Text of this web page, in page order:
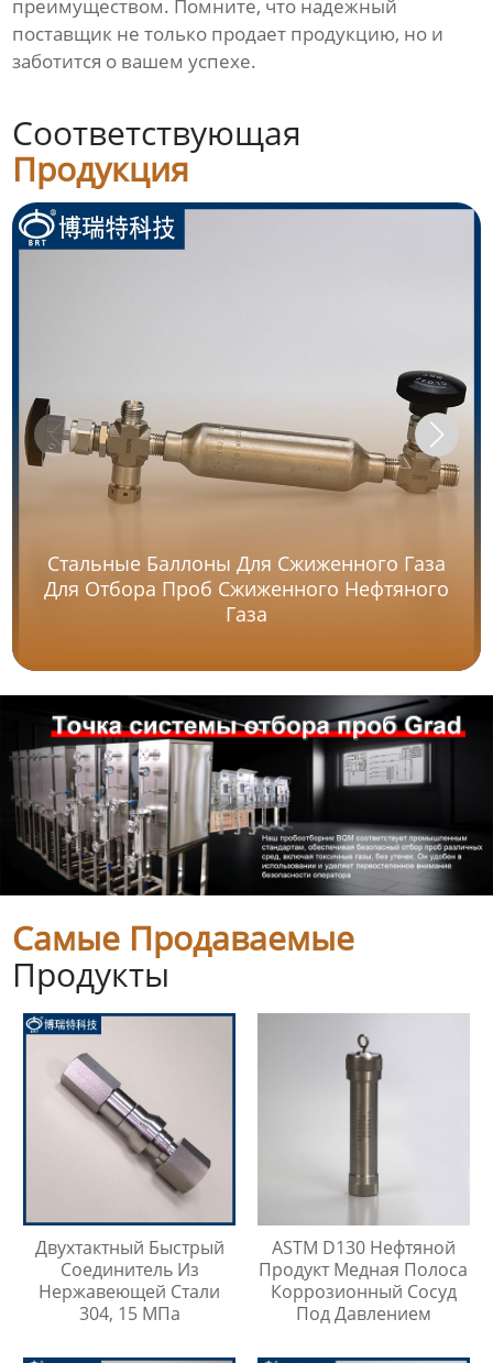
преимуществом. Помните, что надежный
поставщик не только продает продукцию, но и
заботится о вашем успехе.
Соответствующая
Продукция
Стальные Баллоны Для Сжиженного Газа
Для Отбора Проб Сжиженного Нефтяного
Газа
Самые Продаваемые
Продукты
Двухтактный Быстрый
Соединитель Из
Нержавеющей Стали
304, 15 МПа
ASTM D130 Нефтяной
Продукт Медная Полоса
Коррозионный Сосуд
Под Давлением